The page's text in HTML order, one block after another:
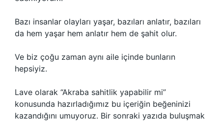
Bazı insanlar olayları yaşar, bazıları anlatır, bazıları
da hem yaşar hem anlatır hem de şahit olur.
Ve biz çoğu zaman aynı aile içinde bunların
hepsiyiz.
Lave olarak “Akraba sahitlik yapabilir mi”
konusunda hazırladığımız bu içeriğin beğeninizi
kazandığını umuyoruz. Bir sonraki yazıda buluşmak